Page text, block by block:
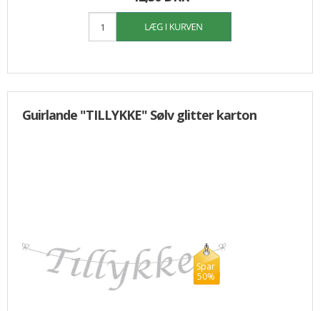
Guirlande "TILLYKKE" Sølv glitter karton
Spar
50%